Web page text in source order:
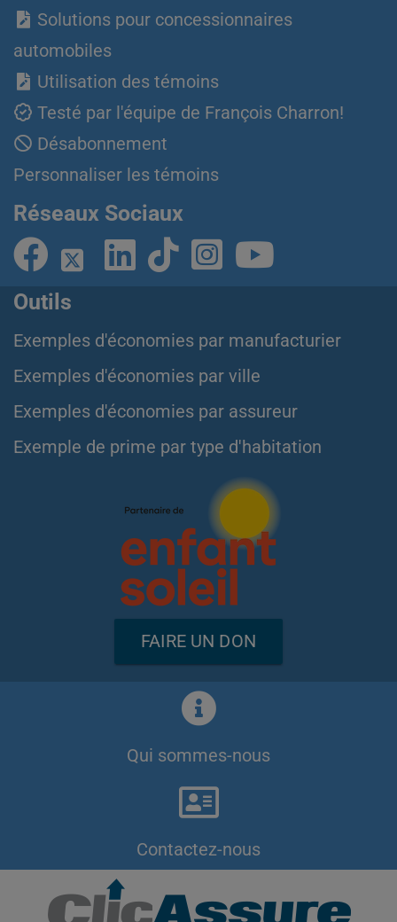
Solutions pour concessionnaires
automobiles
Utilisation des témoins
Testé par l'équipe de François Charron!
Désabonnement
Personnaliser les témoins
Réseaux Sociaux
Outils
Exemples d'économies par manufacturier
Exemples d'économies par ville
Exemples d'économies par assureur
Exemple de prime par type d'habitation
FAIRE UN DON
Qui sommes-nous
Contactez-nous